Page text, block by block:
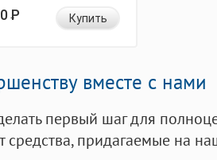
Р Купить
вместе с нами
первый шаг для
средства, придагаемые на